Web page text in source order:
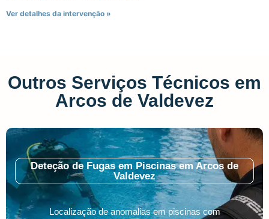
Ver detalhes da intervenção »
Outros Serviços Técnicos em
Arcos de Valdevez
Deteção de Fugas em Piscinas em Arcos de
Valdevez
Localização de anomalias em piscinas com